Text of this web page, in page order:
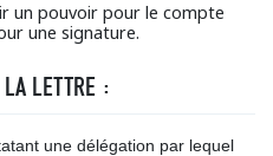
un pouvoir pour le compte
une signature.
LETTRE :
une délégation par lequel